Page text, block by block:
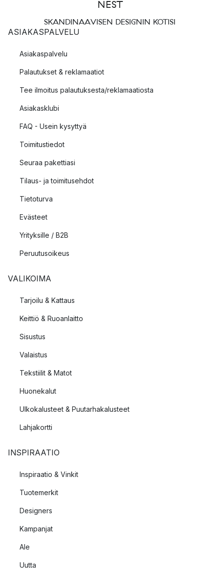
SKANDINAAVISEN DESIGNIN KOTISI
ASIAKASPALVELU
Asiakaspalvelu
Palautukset & reklamaatiot
Tee ilmoitus palautuksesta/reklamaatiosta
Asiakasklubi
FAQ - Usein kysyttyä
Toimitustiedot
Seuraa pakettiasi
Tilaus- ja toimitusehdot
Tietoturva
Evästeet
Yrityksille / B2B
Peruutusoikeus
VALIKOIMA
Tarjoilu & Kattaus
Keittiö & Ruoanlaitto
Sisustus
Valaistus
Tekstiilit & Matot
Huonekalut
Ulkokalusteet & Puutarhakalusteet
Lahjakortti
INSPIRAATIO
Inspiraatio & Vinkit
Tuotemerkit
Designers
Kampanjat
Ale
Uutta